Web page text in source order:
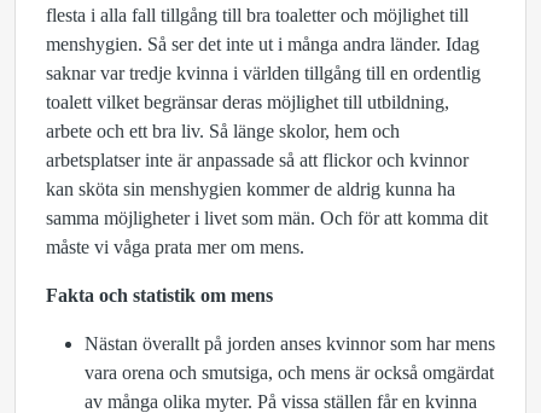
flesta i alla fall tillgång till bra toaletter och möjlighet till
menshygien. Så ser det inte ut i många andra länder. Idag
saknar var tredje kvinna i världen tillgång till en ordentlig
toalett vilket begränsar deras möjlighet till utbildning,
arbete och ett bra liv. Så länge skolor, hem och
arbetsplatser inte är anpassade så att flickor och kvinnor
kan sköta sin menshygien kommer de aldrig kunna ha
samma möjligheter i livet som män. Och för att komma dit
måste vi våga prata mer om mens.
Fakta och statistik om mens
Näs­tan över­allt på jor­den anses kvin­nor som har mens
vara orena och smut­siga, och mens är också omgär­dat
av många olika myter. På vissa ställen får en kvinna